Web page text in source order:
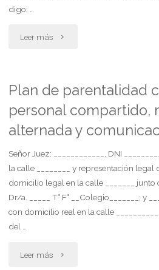
aires)"
digo: …
Leer más "Promueve
medida
cautelar"
Plan de parentalidad
personal compartido,
alternada y
Señor Juez: ____________, DNI
la calle ________ y representación legal
domicilio legal en la calle _______
Dr/a. _____ T° F° __Colegio_______; y
con domicilio real en la calle
del …
Leer más "Plan